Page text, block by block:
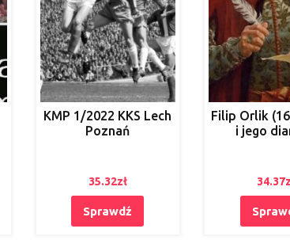
KMP 1/2022 KKS Lech
Poznań
35.32zł
Sprawdź
Filip Orlik
i jego
34.37